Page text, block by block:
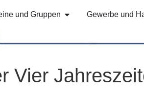
und Gruppen Gewerbe und
Vier